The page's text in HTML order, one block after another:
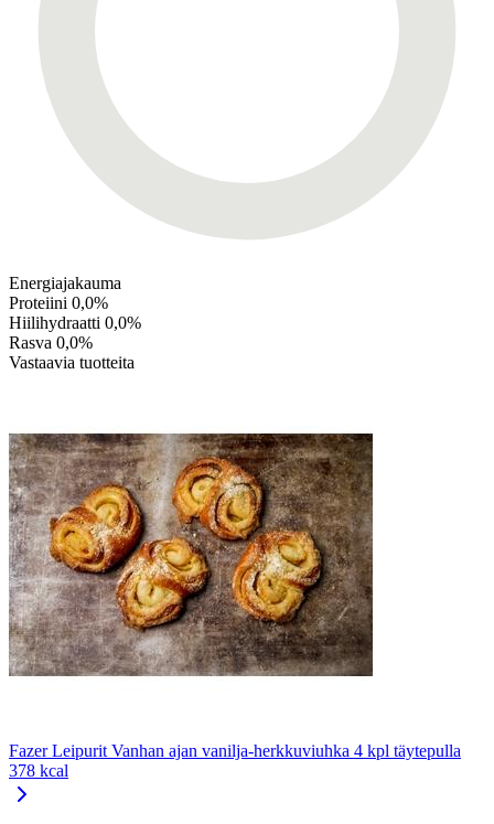
Energiajakauma
Proteiini 0,0%
Hiilihydraatti 0,0%
Rasva 0,0%
Vastaavia tuotteita
Fazer Leipurit Vanhan ajan vanilja-herkkuviuhka 4 kpl täytepulla
378 kcal